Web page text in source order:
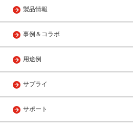
製品情報
事例＆コラボ
用途例
サプライ
サポート